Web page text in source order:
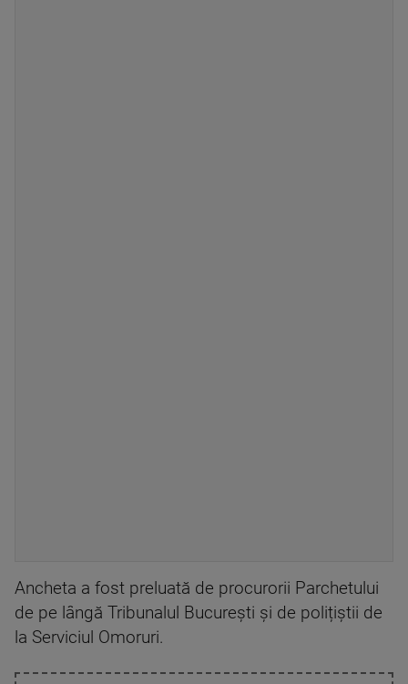
Ancheta a fost preluată de procurorii Parchetului
de pe lângă Tribunalul București și de polițiștii de
la Serviciul Omoruri.